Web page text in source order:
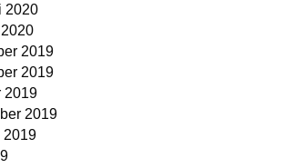
2020
2019
2019
2019
2019
2019